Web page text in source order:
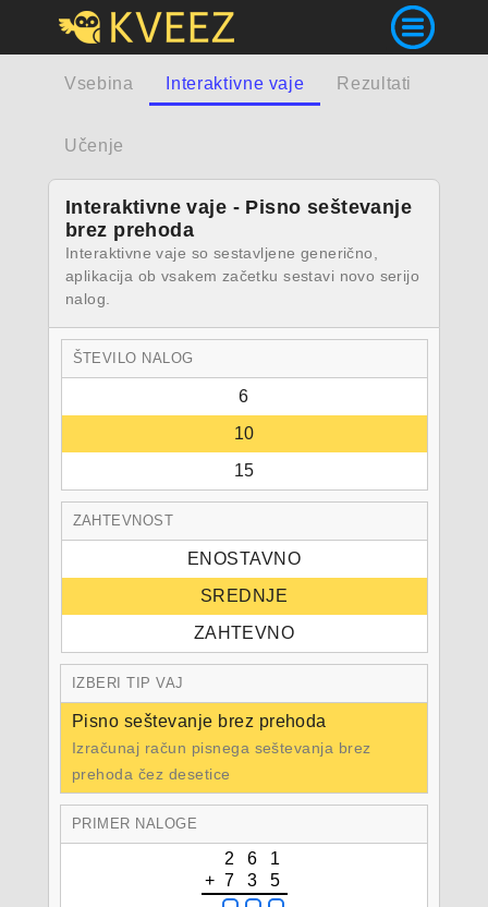
Vsebina Interaktivne vaje Rezultati
Učenje
Interaktivne vaje - Pisno seštevanje
brez prehoda
Interaktivne vaje so sestavljene generično,
aplikacija ob vsakem začetku sestavi novo serijo
nalog.
ŠTEVILO NALOG
6
10
15
ZAHTEVNOST
ENOSTAVNO
SREDNJE
ZAHTEVNO
IZBERI TIP VAJ
Pisno seštevanje brez prehoda
Izračunaj račun pisnega seštevanja brez
prehoda čez desetice
PRIMER NALOGE
2 6
1
+ 7 3 5